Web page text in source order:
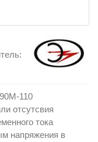
110
отсутсвия
тока
напряжения в